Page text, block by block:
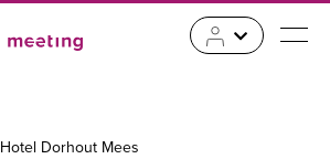
Hotel Dorhout Mees